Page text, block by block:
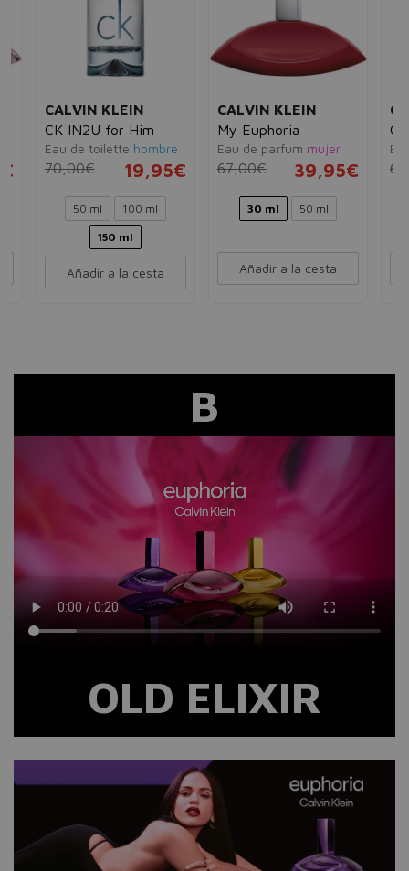
CALVIN KLEIN
CK IN2U for Him
Eau de toilette hombre
70,00€ 19,95€
50 ml 100 ml
150 ml
Añadir a la cesta
CALVIN KLEIN
My Euphoria
Eau de parfum mujer
67,00€ 39,95€
30 ml 50 ml
Añadir a la cesta
B
OLD ELIXIR